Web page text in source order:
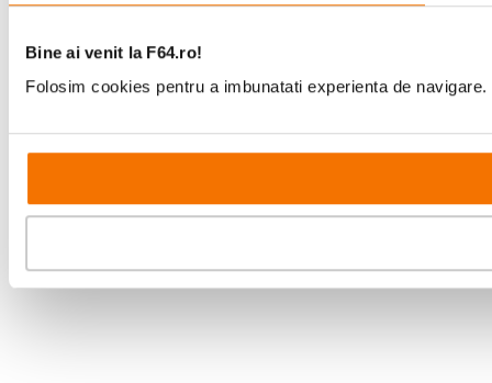
Bine ai venit la F64.ro!
Folosim cookies pentru a imbunatati experienta de